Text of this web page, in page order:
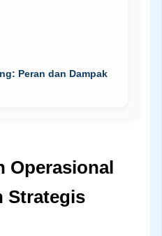
Peran dan Dampak
Operasional
Strategis